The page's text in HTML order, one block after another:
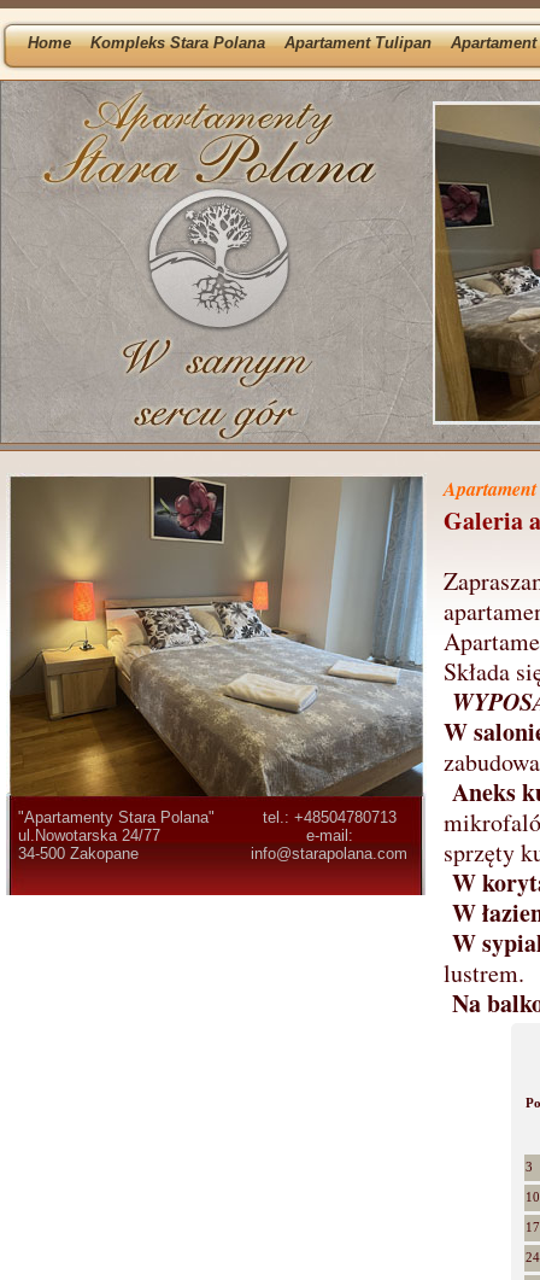
Home Kompleks Stara Polana Apartament Tulipan
"Apartamenty Stara Polana"
ul.Nowotarska 24/77
34-500 Zakopane
tel.: +48504780713
e-mail:
info@starapolana.com
Galeria
Składa
W
Aneks
sprzęty
W
W
W
lustrem.
Na
Po
3
10
17
24